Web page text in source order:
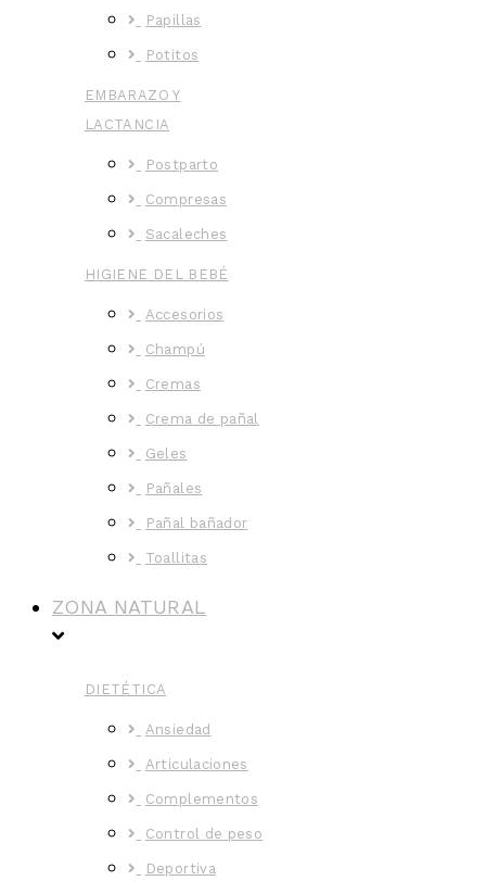
Papillas
Potitos
EMBARAZO Y
LACTANCIA
Postparto
Compresas
Sacaleches
HIGIENE DEL BEBÉ
Accesorios
Champú
Cremas
Crema de pañal
Geles
Pañales
Pañal bañador
Toallitas
ZONA NATURAL
DIETÉTICA
Ansiedad
Articulaciones
Complementos
Control de peso
Deportiva